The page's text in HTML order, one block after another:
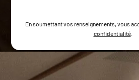
En soumettant vos renseignements, vous
confidentialité.